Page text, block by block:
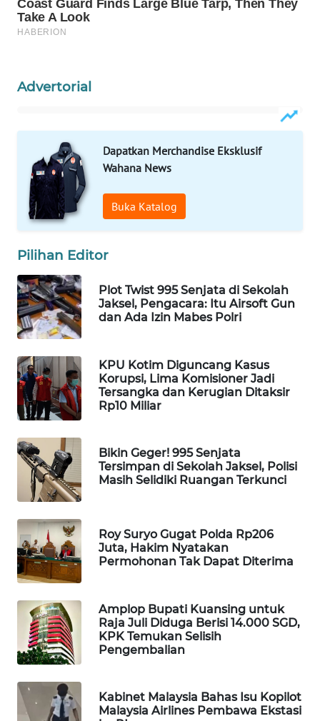
Advertorial
Dapatkan Merchandise Eksklusif
Wahana News
Buka Katalog
Pilihan Editor
Plot Twist 995 Senjata di Sekolah
Jaksel, Pengacara: Itu Airsoft Gun
dan Ada Izin Mabes Polri
KPU Kotim Diguncang Kasus
Korupsi, Lima Komisioner Jadi
Tersangka dan Kerugian Ditaksir
Rp10 Miliar
Bikin Geger! 995 Senjata
Tersimpan di Sekolah Jaksel, Polisi
Masih Selidiki Ruangan Terkunci
Roy Suryo Gugat Polda Rp206
Juta, Hakim Nyatakan
Permohonan Tak Dapat Diterima
Amplop Bupati Kuansing untuk
Raja Juli Diduga Berisi 14.000 SGD,
KPK Temukan Selisih
Pengembalian
Kabinet Malaysia Bahas Isu Kopilot
Malaysia Airlines Pembawa Ekstasi
INFRASTRUKTUR
WAHANA
TRAVEL
WAHANA
TV
WAHANANEWS
ID
WAHANANEWS
CO ID
WAHANANEWS
NET
WAHANA
WAHANA
UMKM
WAHANA
SELEB
WAHANA
WAHANA
OTOMOTIF
WAHANA
HEALTH